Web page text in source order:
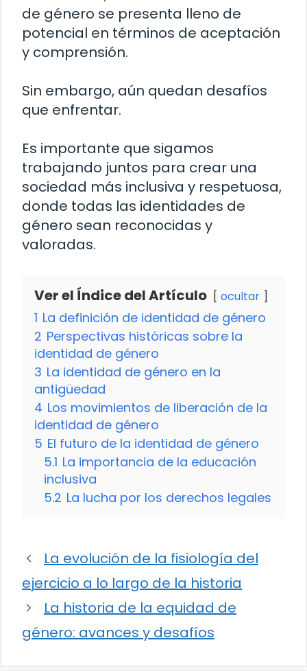
de género se presenta lleno de
potencial en términos de aceptación
y comprensión.
Sin embargo, aún quedan desafíos
que enfrentar.
Es importante que sigamos
trabajando juntos para crear una
sociedad más inclusiva y respetuosa,
donde todas las identidades de
género sean reconocidas y
valoradas.
Ver el Índice del Artículo ocultar
1 La definición de identidad de género
2 Perspectivas históricas sobre la
identidad de género
3 La identidad de género en la
antigüedad
4 Los movimientos de liberación de la
identidad de género
5 El futuro de la identidad de género
5.1 La importancia de la educación
inclusiva
5.2 La lucha por los derechos legales
La evolución de la fisiología del
ejercicio a lo largo de la historia
La historia de la equidad de
género: avances y desafíos